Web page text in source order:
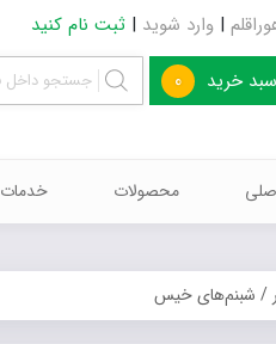
| وارد شوید | ثبت نام کنید
سبد خرید 0
محصولات خدمات
/ شبنم‌های خیس